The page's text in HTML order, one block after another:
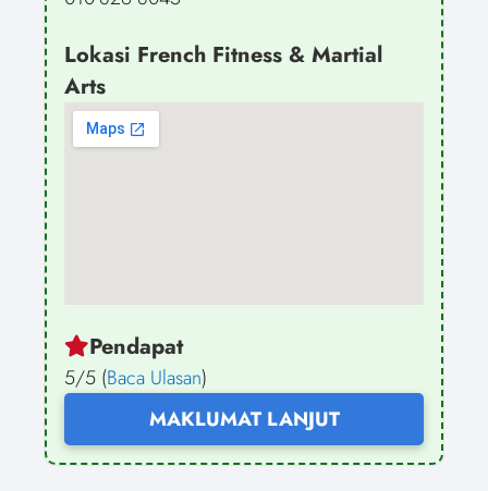
Lokasi French Fitness & Martial
Arts
Pendapat
5/5 (Baca Ulasan)
MAKLUMAT LANJUT